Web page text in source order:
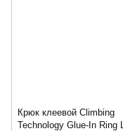
Крюк клеевой Climbing
Technology Glue-In Ring L